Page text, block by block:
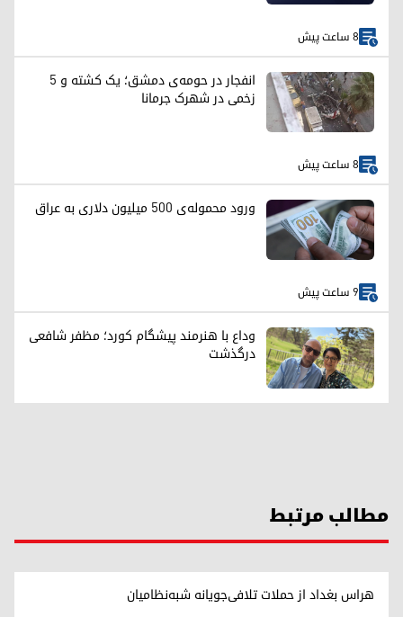
8 ساعت پیش
انفجار در حومه‌ی دمشق؛ یک کشته و ۵
زخمی در شهرک جرمانا
8 ساعت پیش
ورود محموله‌ی ۵۰۰ میلیون دلاری به عراق
9 ساعت پیش
وداع با هنرمند پیشگام کورد؛ مظفر شافعی
درگذشت
مطالب مرتبط
هراس بغداد از حملات تلافی‌جویانه شبه‌نظامیان